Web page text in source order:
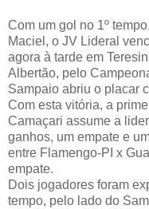
Com um gol no 1º
Maciel, o JV Lideral
agora à tarde em
Albertão, pelo
Sampaio abriu o placar
Com esta vitória, a
Camaçari assume a
ganhos, um empate e
entre Flamengo-PI x
empate.
Dois jogadores foram
tempo, pelo lado do